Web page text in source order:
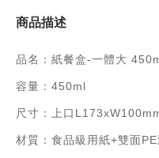
商品描述
品名：紙餐盒-一體大
容量：450ml
尺寸：上口
材質：食品級用紙+雙面